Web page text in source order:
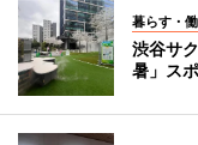
暮らす・働
渋谷サ
暑」ス